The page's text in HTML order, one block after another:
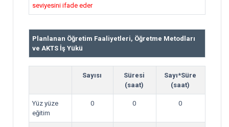
seviyesini ifade eder
Planlanan Öğretim Faaliyetleri, Öğretme Metodları
ve AKTS İş Yükü
Sayısı
Süresi
(saat)
Sayı*Süre
(saat)
Yüz yüze
eğitim
0 0 0